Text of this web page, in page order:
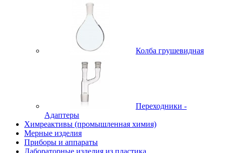
Колба грушевидная
Переходники -
Адаптеры
Химреактивы (промышленная химия)
Мерные изделия
Приборы и аппараты
Лабораторные изделия из пластика